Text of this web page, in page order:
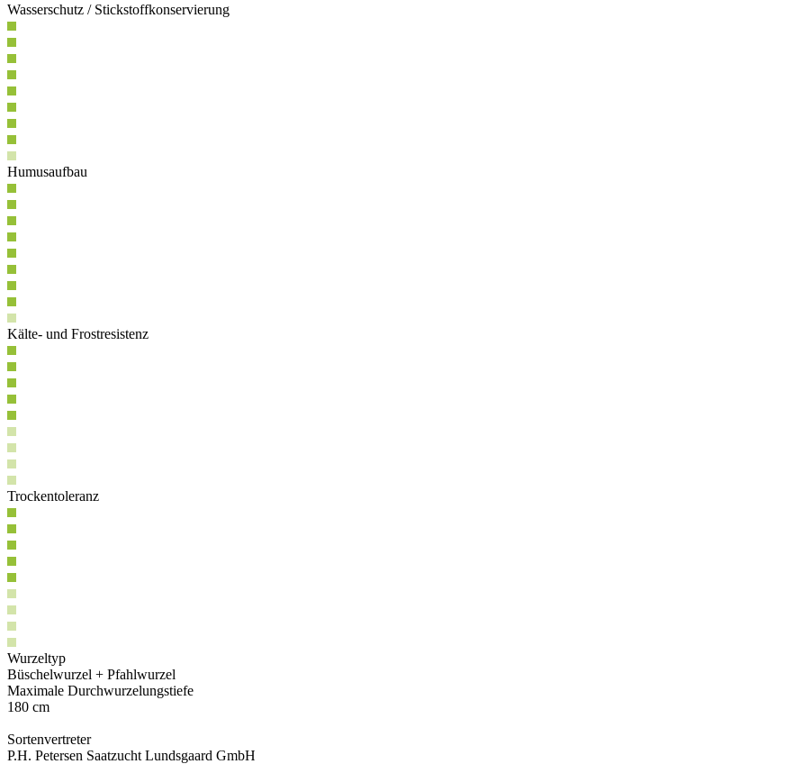
Wasserschutz / Stickstoffkonservierung
Humusaufbau
Kälte- und Frostresistenz
Trockentoleranz
Wurzeltyp
Büschelwurzel + Pfahlwurzel
Maximale Durchwurzelungstiefe
180 cm
Sortenvertreter
P.H. Petersen Saatzucht Lundsgaard GmbH